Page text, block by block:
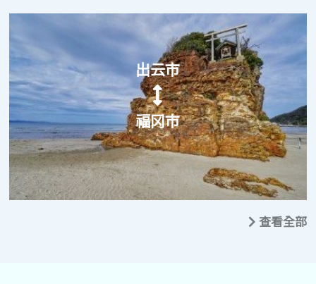
出云市
福冈市
查看全部